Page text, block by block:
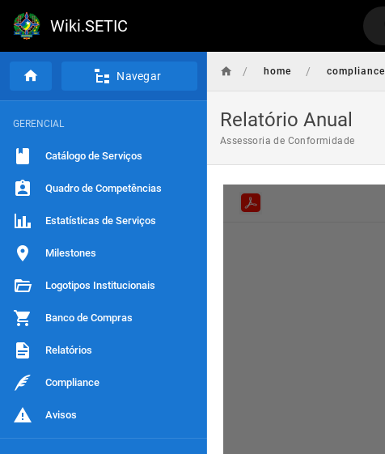
Wiki.SETIC
Navegar
GERENCIAL
Catálogo de Serviços
Quadro de Competências
Estatísticas de Serviços
Milestones
Logotipos Institucionais
Banco de Compras
Relatórios
Compliance
Avisos
/ home / compliance
Relatório Anual
Assessoria de Conformidade